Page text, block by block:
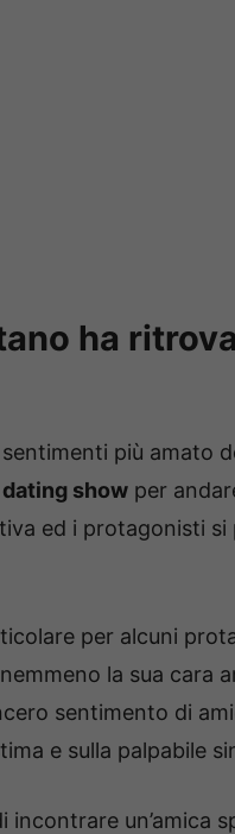
ha
più amato
dating show per
ed i protagonisti
per alcuni
la sua cara
sentimento di
e sulla palpabile
un’amica